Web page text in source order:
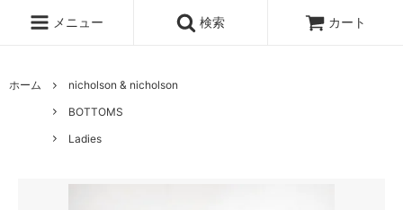
メニュー 検索 カート
ホーム
nicholson & nicholson
BOTTOMS
Ladies